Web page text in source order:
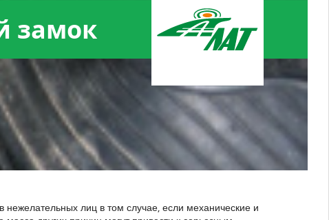
замок
лиц в том случае, если механические и